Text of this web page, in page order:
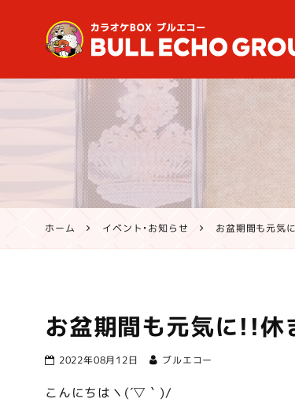
鹿児島・熊本のカラ
ルエコー公式サイト
市・姶良市・鹿屋市、
で営業中
ホーム イベント・お知らせ お盆期間も元気
お盆期間も元気に!!休
2022年08月12日 ブルエコー
こんにちはヽ(´▽｀)/